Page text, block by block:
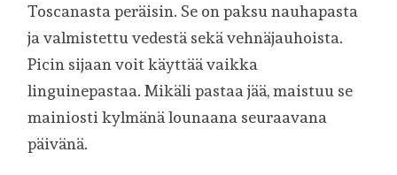
Toscanasta peräisin. Se on paksu nauhapasta
ja valmistettu vedestä sekä vehnäjauhoista.
Picin sijaan voit käyttää vaikka
linguinepastaa. Mikäli pastaa jää, maistuu se
mainiosti kylmänä lounaana seuraavana
päivänä.